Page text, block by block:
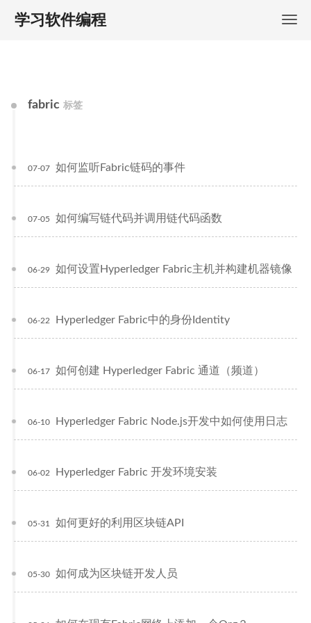
学习软件编程
fabric 标签
如何监听Fabric链码的事件
07-07
如何编写链代码并调用链代码函数
07-05
如何设置Hyperledger Fabric主机并构建机器镜像
06-29
Hyperledger Fabric中的身份Identity
06-22
如何创建 Hyperledger Fabric 通道（频道）
06-17
Hyperledger Fabric Node.js开发中如何使用日志
06-10
Hyperledger Fabric 开发环境安装
06-02
如何更好的利用区块链API
05-31
如何成为区块链开发人员
05-30